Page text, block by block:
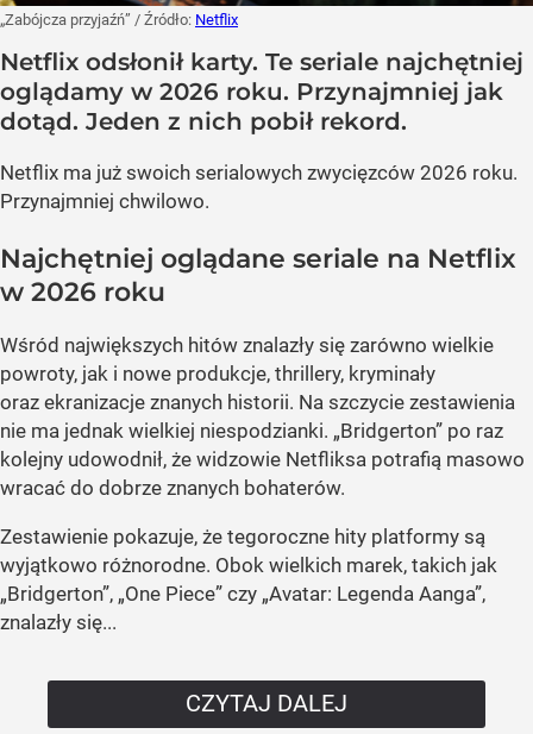
„Zabójcza przyjaźń” / Źródło: Netflix
Netflix odsłonił karty. Te seriale najchętniej
oglądamy w 2026 roku. Przynajmniej jak
dotąd. Jeden z nich pobił rekord.
Netflix ma już swoich serialowych zwycięzców 2026 roku.
Przynajmniej chwilowo.
Najchętniej oglądane seriale na Netflix
w 2026 roku
Wśród największych hitów znalazły się zarówno wielkie
powroty, jak i nowe produkcje, thrillery, kryminały
oraz ekranizacje znanych historii. Na szczycie zestawienia
nie ma jednak wielkiej niespodzianki. „Bridgerton” po raz
kolejny udowodnił, że widzowie Netfliksa potrafią masowo
wracać do dobrze znanych bohaterów.
Zestawienie pokazuje, że tegoroczne hity platformy są
wyjątkowo różnorodne. Obok wielkich marek, takich jak
„Bridgerton”, „One Piece” czy „Avatar: Legenda Aanga”,
znalazły się...
CZYTAJ DALEJ